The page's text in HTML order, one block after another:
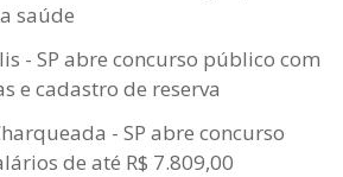
saúde
- SP abre concurso público com
e cadastro de reserva
- SP abre concurso
de até R$ 7.809,00